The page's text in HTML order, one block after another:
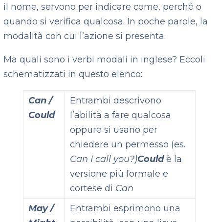
il nome, servono per indicare come, perché o
quando si verifica qualcosa. In poche parole, la
modalità con cui l’azione si presenta.
Ma quali sono i verbi modali in inglese? Eccoli
schematizzati in questo elenco:
Can /
Could
Entrambi descrivono
l’abilità a fare qualcosa
oppure si usano per
chiedere un permesso (es.
Can I call you?)Could è la
versione più formale e
cortese di Can
May /
Entrambi esprimono una